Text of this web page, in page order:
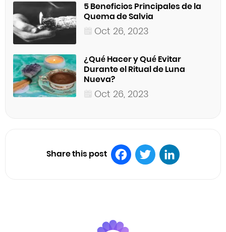
5 Beneficios Principales de la
Quema de Salvia
Oct 26, 2023
¿Qué Hacer y Qué Evitar
Durante el Ritual de Luna
Nueva?
Oct 26, 2023
Share this post